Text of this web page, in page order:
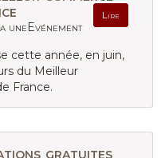
Lire
uneEvénement
cette année, en juin,
du Meilleur
France.
gratuites